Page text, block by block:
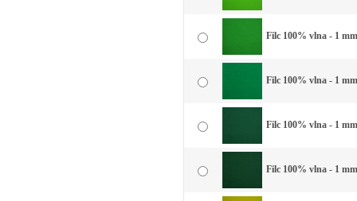
Filc 100% vlna - 1
Filc 100% vlna - 1
Filc 100% vlna - 1
Filc 100% vlna - 1